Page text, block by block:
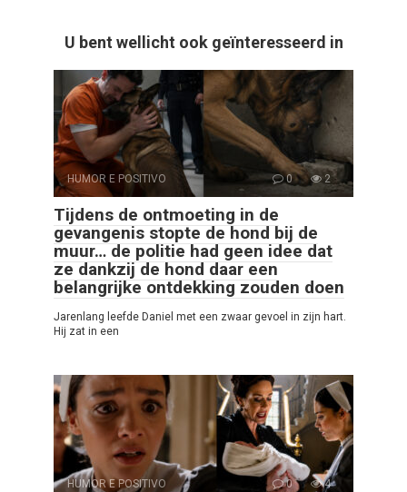
U bent wellicht ook geïnteresseerd in
HUMOR E POSITIVO 0 2
Tijdens de ontmoeting in de
gevangenis stopte de hond bij de
muur… de politie had geen idee dat
ze dankzij de hond daar een
belangrijke ontdekking zouden doen
Jarenlang leefde Daniel met een zwaar gevoel in zijn hart.
Hij zat in een
HUMOR E POSITIVO 0 4